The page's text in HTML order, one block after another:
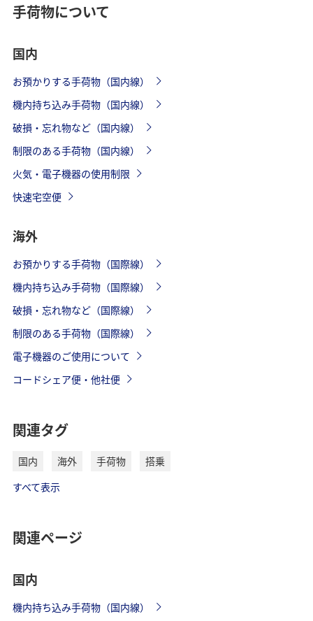
手荷物について
国内
お預かりする手荷物（国内線）
機内持ち込み手荷物（国内線）
破損・忘れ物など（国内線）
制限のある手荷物（国内線）
火気・電子機器の使用制限
快速宅空便
海外
お預かりする手荷物（国際線）
機内持ち込み手荷物（国際線）
破損・忘れ物など（国際線）
制限のある手荷物（国際線）
電子機器のご使用について
コードシェア便・他社便
関連タグ
国内 海外 手荷物
搭乗
すべて表示
関連ページ
国内
機内持ち込み手荷物（国内線）